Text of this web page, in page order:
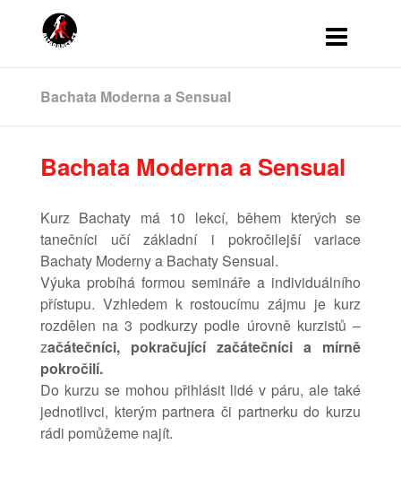
Bachata Moderna a Sensual
Bachata Moderna a Sensual
Kurz Bachaty má 10 lekcí, během kterých se
tanečníci učí základní i pokročilejší variace
Bachaty Moderny a Bachaty Sensual.
Výuka probíhá formou semináře a individuálního
přístupu. Vzhledem k rostoucímu zájmu je kurz
rozdělen na 3 podkurzy podle úrovně kurzistů –
začátečníci, pokračující začátečníci a mírně
pokročilí.
Do kurzu se mohou přihlásit lidé v páru, ale také
jednotlivci, kterým partnera či partnerku do kurzu
rádi pomůžeme najít.